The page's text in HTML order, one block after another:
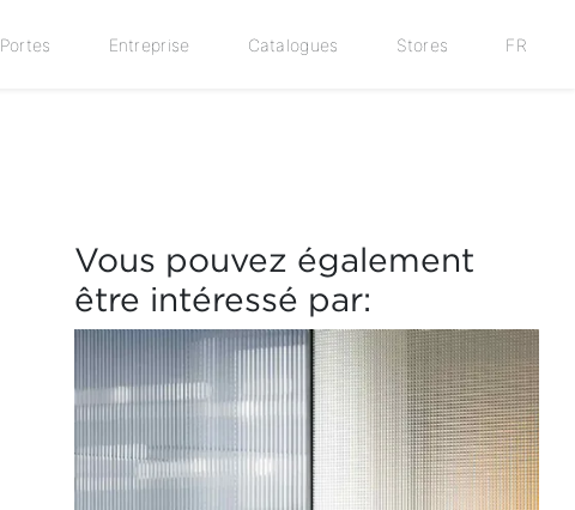
Portes Entreprise Catalogues Stores FR
Vous pouvez également
être intéressé par: